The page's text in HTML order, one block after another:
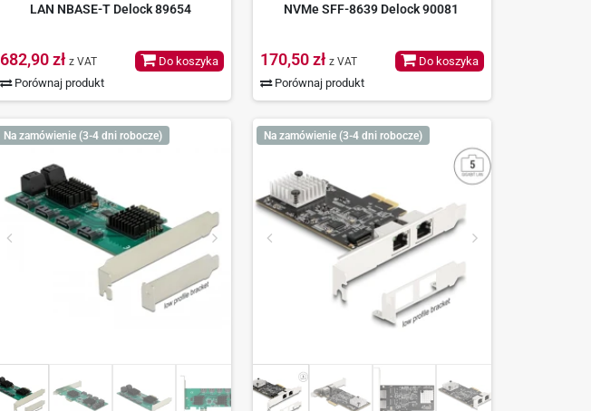
LAN NBASE-T Delock 89654
682,90 zł z VAT
Porównaj produkt
Do koszyka
NVMe SFF-8639 Delock 90081
170,50 zł z VAT
Porównaj produkt
Do koszyka
Na zamówienie (3-4 dni robocze) Na zamówienie (3-4 dni robocze)